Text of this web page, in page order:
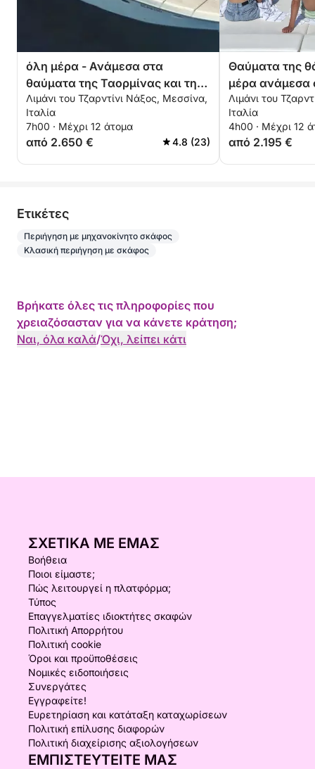
όλη μέρα - Ανάμεσα στα
θαύματα της Ταορμίνας και της
Αίτνας
Λιμάνι του Τζαρντίνι Νάξος, Μεσσίνα,
Ιταλία
7h00 · Μέχρι 12 άτομα
από 2.650 € 4.8 (23)
Θαύματα της
μέρα ανάμεσα
Faraglioni και
Λιμάνι του
Ιταλία
4h00 · Μέχρι 12
από 2.195 €
Eτικέτες
Περιήγηση με μηχανοκίνητο σκάφος
Κλασική περιήγηση με σκάφος
Βρήκατε όλες τις πληροφορίες που
χρειαζόσασταν για να κάνετε κράτηση;
Ναι, όλα καλά/Όχι, λείπει κάτι
ΣΧΕΤΙΚΆ ΜΕ ΕΜΆΣ
Βοήθεια
Ποιοι είμαστε;
Πώς λειτουργεί η πλατφόρμα;
Τύπος
Επαγγελματίες ιδιοκτήτες σκαφών
Πολιτική Απορρήτου
Πολιτική cookie
Όροι και προϋποθέσεις
Νομικές ειδοποιήσεις
Συνεργάτες
Εγγραφείτε!
Ευρετηρίαση και κατάταξη καταχωρίσεων
Πολιτική επίλυσης διαφορών
Πολιτική διαχείρισης αξιολογήσεων
ΕΜΠΙΣΤΕΥΤΕΊΤΕ ΜΑΣ